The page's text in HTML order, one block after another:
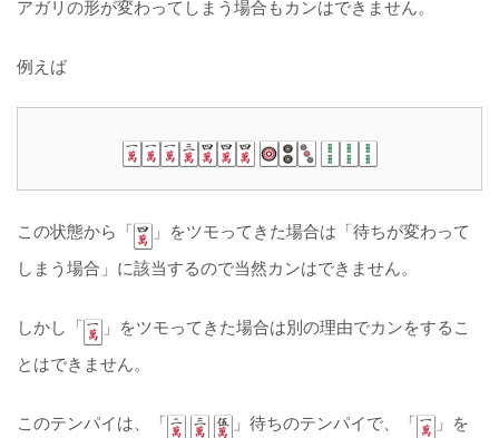
アガリの形が変わってしまう場合もカンはできません。
例えば
この状態から「
」をツモってきた場合は「待ちが変わって
しまう場合」に該当するので当然カンはできません。
しかし「
」をツモってきた場合は別の理由でカンをするこ
とはできません。
このテンパイは、「 」待ちのテンパイで、「 」を